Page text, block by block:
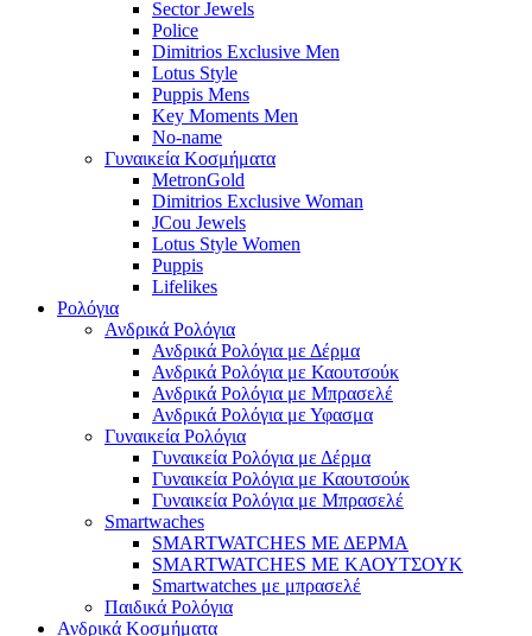
Sector Jewels
Police
Dimitrios Exclusive Men
Lotus Style
Puppis Mens
Key Moments Men
No-name
Γυναικεία Κοσμήματα
MetronGold
Dimitrios Exclusive Woman
JCou Jewels
Lotus Style Women
Puppis
Lifelikes
Ρολόγια
Ανδρικά Ρολόγια
Ανδρικά Ρολόγια με Δέρμα
Ανδρικά Ρολόγια με Καουτσούκ
Ανδρικά Ρολόγια με Μπρασελέ
Ανδρικά Ρολόγια με Υφασμα
Γυναικεία Ρολόγια
Γυναικεία Ρολόγια με Δέρμα
Γυναικεία Ρολόγια με Καουτσούκ
Γυναικεία Ρολόγια με Μπρασελέ
Smartwaches
SMARTWATCHES ΜΕ ΔΕΡΜΑ
SMARTWATCHES ΜΕ ΚΑΟΥΤΣΟΥΚ
Smartwatches με μπρασελέ
Παιδικά Ρολόγια
Ανδρικά Κοσμήματα